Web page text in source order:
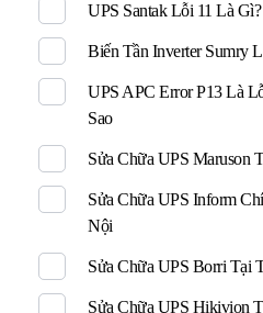
UPS Santak Lỗi 11 Là
Biến Tần Inverter Sumry
UPS APC Error P13 Là
Sao
Sửa Chữa UPS Maruson
Sửa Chữa UPS Inform
Nội
Sửa Chữa UPS Borri Tại
Sửa Chữa UPS Hikivion